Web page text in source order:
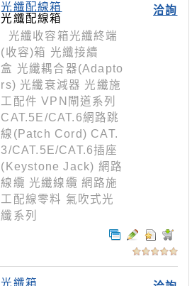
洽詢
光纖配線箱
光纖配線箱
光纖收容箱光纖終端
(收容)箱 光纖接續
盒 光纖耦合器(Adapto
rs) 光纖衰減器 光纖施
工配件 VPN閘道系列
CAT.5E/CAT.6網路跳
線(Patch Cord) CAT.
3/CAT.5E/CAT.6插座
(Keystone Jack) 網路
線纜 光纖線纜 網路施
工配線零料 氣吹式光
纖系列
光纖箱